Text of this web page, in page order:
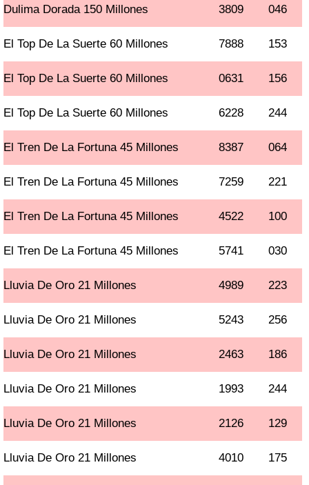
Dulima Dorada 150 Millones 3809 046
El Top De La Suerte 60 Millones 7888 153
El Top De La Suerte 60 Millones 0631 156
El Top De La Suerte 60 Millones 6228 244
El Tren De La Fortuna 45 Millones 8387 064
El Tren De La Fortuna 45 Millones 7259 221
El Tren De La Fortuna 45 Millones 4522 100
El Tren De La Fortuna 45 Millones 5741 030
Lluvia De Oro 21 Millones 4989 223
Lluvia De Oro 21 Millones 5243 256
Lluvia De Oro 21 Millones 2463 186
Lluvia De Oro 21 Millones 1993 244
Lluvia De Oro 21 Millones 2126 129
Lluvia De Oro 21 Millones 4010 175